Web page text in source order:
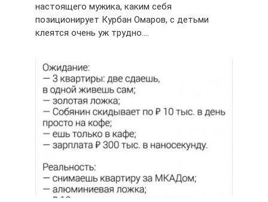
настоящего мужика, каким себя
позиционирует Курбан Омаров, с детьми
клеятся очень уж трудно….